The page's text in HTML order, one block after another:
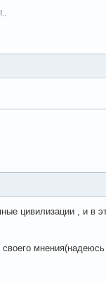
цивилизации , и в